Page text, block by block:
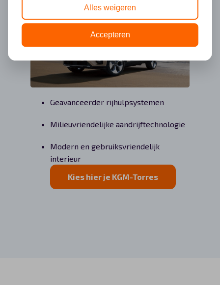
Geavanceerder rijhulpsystemen
Milieuvriendelijke aandrijftechnologie
Modern en gebruiksvriendelijk
interieur
Kies hier je KGM-Torres
Alles weigeren
Accepteren